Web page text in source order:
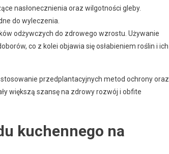
nasłonecznienia oraz wilgotności gleby.
do wyleczenia.
odżywczych do zdrowego wzrostu. Używanie
co z kolei objawia się osłabieniem roślin i ich
przedplantacyjnych metod ochrony oraz
większą szansę na zdrowy rozwój i obfite
kuchennego na